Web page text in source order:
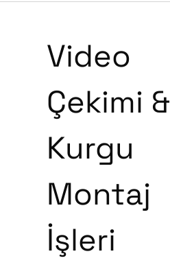
Video
Çekimi &
Kurgu
Montaj
İşleri